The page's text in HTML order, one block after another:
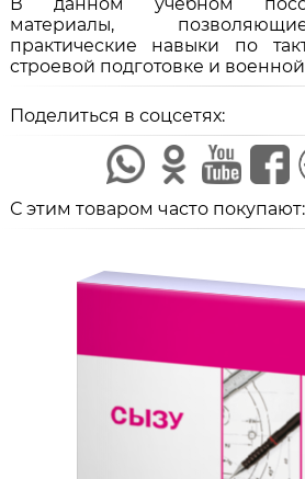
В данном учебном
материалы,
практические навыки по
строевой подготовке и
Поделиться в соцсетях:
С этим товаром часто покупают: